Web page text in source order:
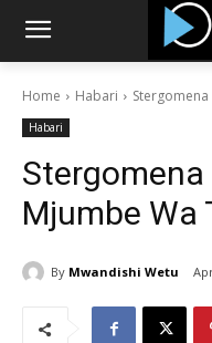
Home Habari
Habari
Stergomena
Mjumbe Wa
By Mwandishi Wetu